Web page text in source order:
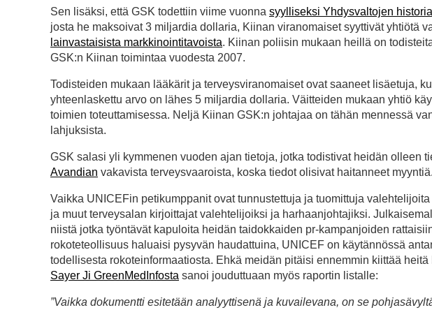
Sen lisäksi, että GSK todettiin viime vuonna syylliseksi Yhdysvaltojen
josta he maksoivat 3 miljardia dollaria, Kiinan viranomaiset syyttivät yhtiötä
lainvastaisista markkinointitavoista. Kiinan poliisin mukaan heillä on
GSK:n Kiinan toimintaa vuodesta 2007.
Todisteiden mukaan lääkärit ja terveysviranomaiset ovat saaneet lisäetuja,
yhteenlaskettu arvo on lähes 5 miljardia dollaria. Väitteiden mukaan yhtiö
toimien toteuttamisessa. Neljä Kiinan GSK:n johtajaa on tähän mennessä
lahjuksista.
GSK salasi yli kymmenen vuoden ajan tietoja, jotka todistivat heidän olleen
Avandian vakavista terveysvaaroista, koska tiedot olisivat haitanneet myyntiä.
Vaikka UNICEFin petikumppanit ovat tunnustettuja ja tuomittuja
ja muut terveysalan kirjoittajat valehtelijoiksi ja harhaanjohtajiksi.
niistä jotka työntävät kapuloita heidän taidokkaiden pr-kampanjoiden
rokoteteollisuus haluaisi pysyvän haudattuina, UNICEF on käytännössä
todellisesta rokoteinformaatiosta. Ehkä meidän pitäisi ennemmin kiittää
Sayer Ji GreenMedInfosta sanoi jouduttuaan myös raportin listalle:
”Vaikka dokumentti esitetään analyyttisenä ja kuvailevana, on se